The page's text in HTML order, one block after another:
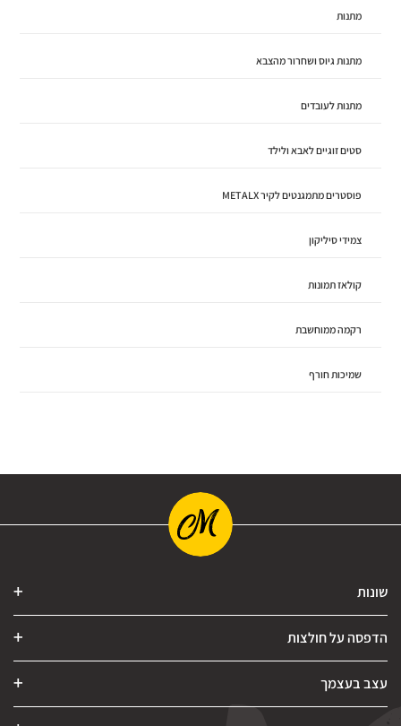
מתנות
מתנות גיוס ושחרור מהצבא
מתנות לעובדים
סטים זוגיים לאבא ולילד
פוסטרים מתמגנטים לקיר METALX
צמידי סיליקון
קולאז תמונות
רקמה ממוחשבת
שמיכות חורף
שונות
הדפסה על חולצות
עצב בעצמך